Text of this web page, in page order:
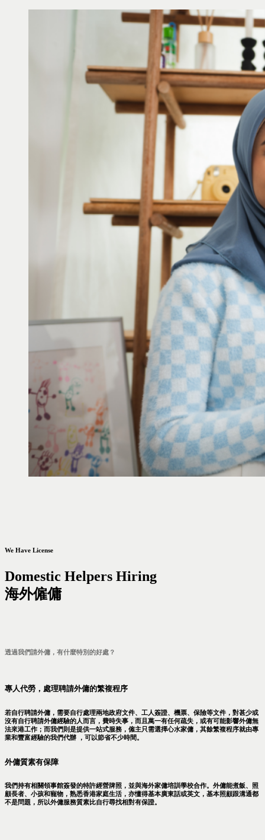
We Have License
Domestic Helpers Hiring
海外僱傭
透過我們請外傭，有什麼特別的好處？
專人代勞，處理聘請外傭的繁複程序
若自行聘請外傭，需要自行處理兩地政府文件、工人簽證、機票、保險等文件，對甚少或
沒有自行聘請外傭經驗的人而言，費時失事，而且萬一有任何疏失，或有可能影響外傭無
法來港工作；而我們則是提供一站式服務，僱主只需選擇心水家傭，其餘繁複程序就由專
業和豐富經驗的我們代辦 ，可以節省不少時間。
外傭質素有保障
我們持有相關領事館簽發的特許經營牌照，並與海外家傭培訓學校合作。外傭能煮飯、照
顧長者、小孩和寵物，熟悉香港家庭生活，亦懂得基本廣東話或英文，基本照顧跟溝通都
不是問題，所以外傭服務質素比自行尋找相對有保證。